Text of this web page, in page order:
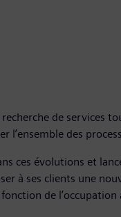
de services
l’ensemble des
ces évolutions et
à ses clients une
de l’occupation